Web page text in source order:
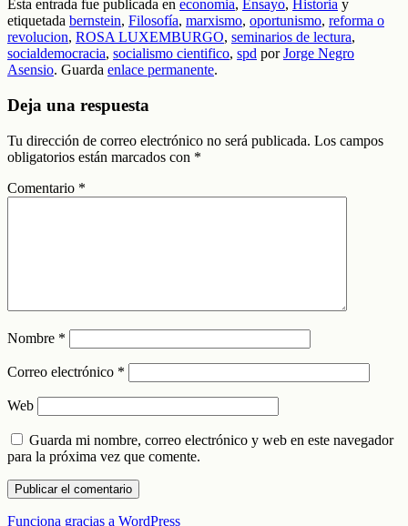
Compartir
Esta entrada fue publicada en economia, Ensayo, Historia y
etiquetada bernstein, Filosofía, marxismo, oportunismo, reforma o
revolucion, ROSA LUXEMBURGO, seminarios de lectura,
socialdemocracia, socialismo cientifico, spd porJorge Negro
Asensio. Guarda enlace permanente.
Deja una respuesta
Tu dirección de correo electrónico no será publicada. Los campos
obligatorios están marcados con *
Comentario *
Nombre *
Correo electrónico *
Web
Guarda mi nombre, correo electrónico y web en este navegador
para la próxima vez que comente.
Funciona gracias a WordPress